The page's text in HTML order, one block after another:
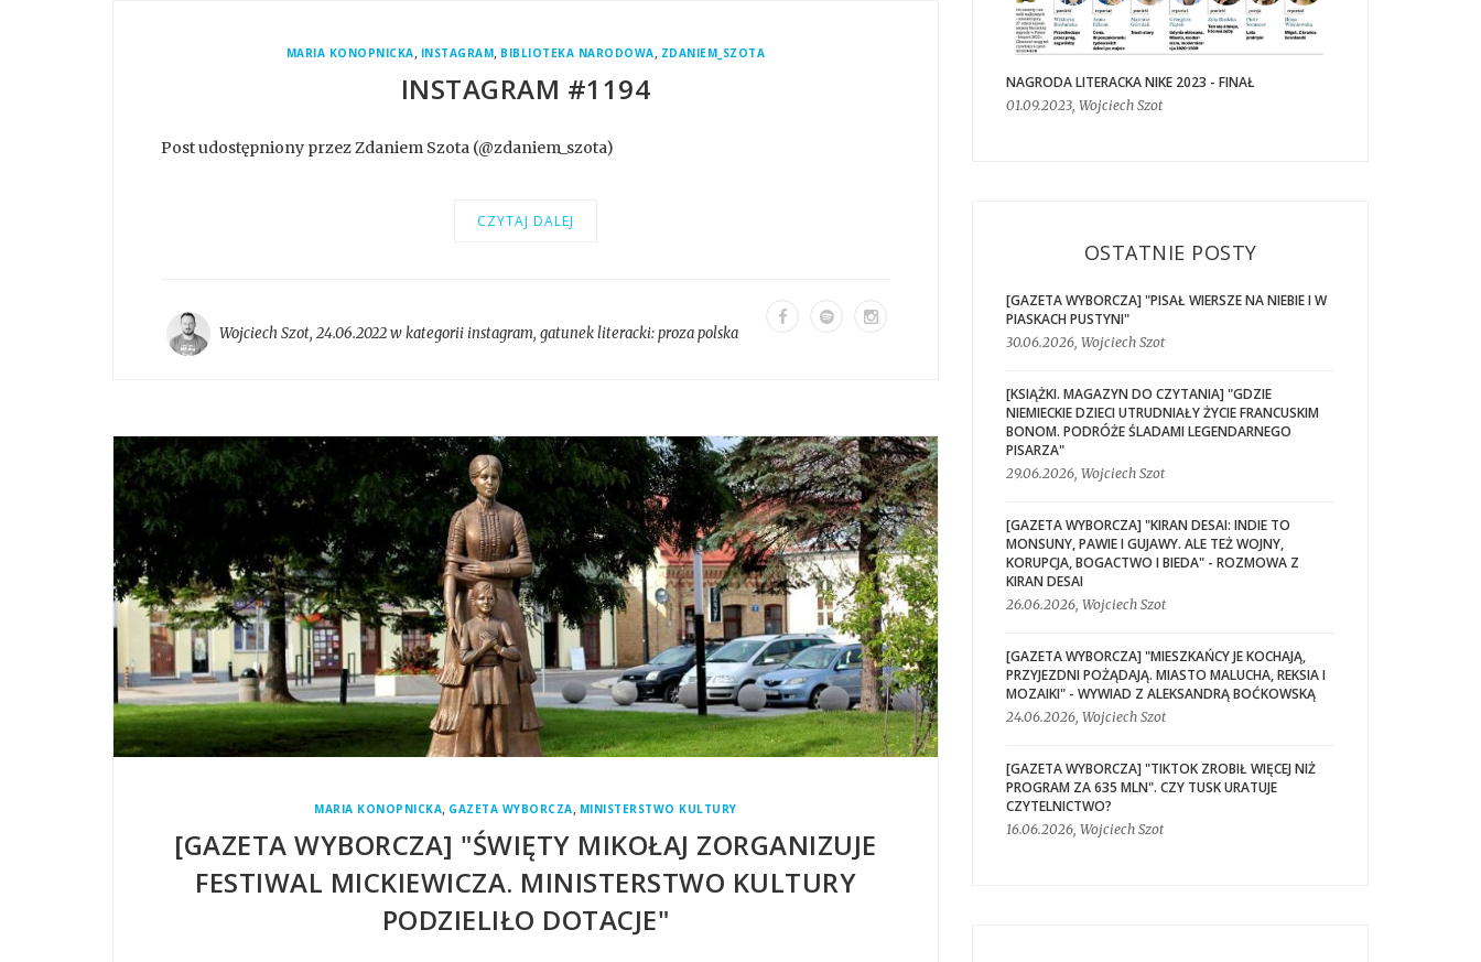
MARIA KONOPNICKA, INSTAGRAM, BIBLIOTEKA NARODOWA, ZDANIEM_SZOTA
INSTAGRAM #1194
Post udostępniony przez Zdaniem Szota (@zdaniem_szota)
CZYTAJ DALEJ
Wojciech Szot, 24.06.2022 w kategoriiinstagram, gatunek literacki:proza polska
MARIA KONOPNICKA, GAZETA WYBORCZA, MINISTERSTWO KULTURY
[GAZETA WYBORCZA] "ŚWIĘTY MIKOŁAJ ZORGANIZUJE
FESTIWAL MICKIEWICZA. MINISTERSTWO KULTURY
PODZIELIŁO DOTACJE"
NAGRODA LITERACKA NIKE 2023 - FINAŁ
01.09.2023, Wojciech Szot
OSTATNIE POSTY
[GAZETA WYBORCZA] "PISAŁ WIERSZE NA NIEBIE I W
PIASKACH PUSTYNI"
30.06.2026, Wojciech Szot
[KSIĄŻKI. MAGAZYN DO CZYTANIA] "GDZIE
NIEMIECKIE DZIECI UTRUDNIAŁY ŻYCIE FRANCUSKIM
BONOM. PODRÓŻE ŚLADAMI LEGENDARNEGO
PISARZA"
29.06.2026, Wojciech Szot
[GAZETA WYBORCZA] "KIRAN DESAI: INDIE TO
MONSUNY, PAWIE I GUJAWY. ALE TEŻ WOJNY,
KORUPCJA, BOGACTWO I BIEDA" - ROZMOWA Z
KIRAN DESAI
26.06.2026, Wojciech Szot
[GAZETA WYBORCZA] "MIESZKAŃCY JE KOCHAJĄ,
PRZYJEZDNI POŻĄDAJĄ. MIASTO MALUCHA, REKSIA I
MOZAIKI" - WYWIAD Z ALEKSANDRĄ BOĆKOWSKĄ
24.06.2026, Wojciech Szot
[GAZETA WYBORCZA] "TIKTOK ZROBIŁ WIĘCEJ NIŻ
PROGRAM ZA 635 MLN". CZY TUSK URATUJE
CZYTELNICTWO?
16.06.2026, Wojciech Szot